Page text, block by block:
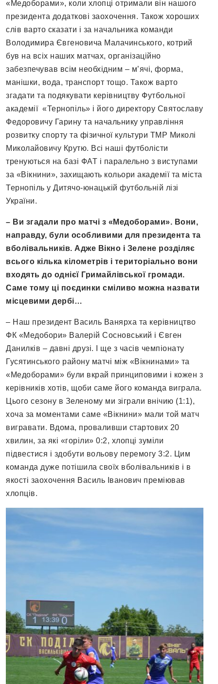
«Медоборами», коли хлопці отримали він нашого
президента додаткові заохочення. Також хороших
слів варто сказати і за начальника команди
Володимира Євгеновича Малачинського, котрий
був на всіх наших матчах, організаційно
забезпечував всім необхідним – м’ячі, форма,
манішки, вода, транспорт тощо. Також варто
згадати та подякувати керівництву Футбольної
академії «Тернопіль» і його директору Святославу
Федоровичу Гарину та начальнику управління
розвитку спорту та фізичної культури ТМР Миколі
Миколайовичу Крутю. Всі наші футболісти
тренуються на базі ФАТ і паралельно з виступами
за «Вікнини», захищають кольори академії та міста
Тернопіль у Дитячо-юнацькій футбольній лізі
України.
– Ви згадали про матчі з «Медоборами». Вони,
направду, були особливими для президента та
вболівальників. Адже Вікно і Зелене розділяє
всього кілька кілометрів і територіально вони
входять до однієї Гримайлівської громади.
Саме тому ці поєдинки сміливо можна назвати
місцевими дербі…
– Наш президент Василь Ванярха та керівництво
ФК «Медобори» Валерій Сосновський і Євген
Данилків – давні друзі. І ще з часів чемпіонату
Гусятинського району матчі між «Вікнинами» та
«Медоборами» були вкрай принциповими і кожен з
керівників хотів, щоби саме його команда виграла.
Цього сезону в Зеленому ми зіграли внічию (1:1),
хоча за моментами саме «Вікнини» мали той матч
вигравати. Вдома, проваливши стартових 20
хвилин, за які «горіли» 0:2, хлопці зуміли
підвестися і здобути вольову перемогу 3:2. Цим
команда дуже потішила своїх вболівальників і в
якості заохочення Василь Іванович преміював
хлопців.